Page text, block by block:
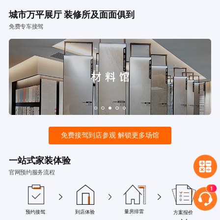
城市万平展厅 装修所及面面俱到
免费专车接驾
免费接驾到店参观 解锁更多场馆
一站式家装体验
官网预约服务流程
预约接驾 到店体验 量房排雷 方案报价